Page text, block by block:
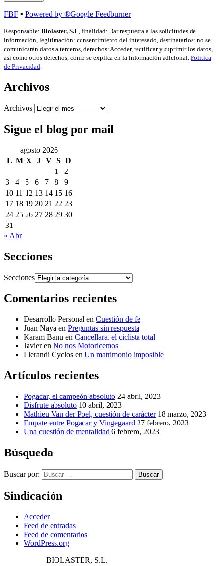
FBF ▪ Powered by ®Google Feedburner
Responsable: Biolaster, S.L, finalidad: Dar respuesta a las solicitudes de
información, legitimación: consentimiento del interesado, destinatarios: no se
comunicarán datos a terceros, derechos: Acceder, rectificar y suprimir los datos,
así como otros derechos, como se explica en la información adicional. Política
de Privacidad.
Archivos
Archivos
Sigue el blog por mail
agosto 2026
L M X J V S D
1
2
3
4 5 6 7 8
9
10 11 12 13 14 15 16
17 18 19 20 21 22 23
24 25 26 27 28 29 30
31
« Abr
Secciones
Secciones
Comentarios recientes
Desarrollo Personal en Cuestión de fe
Juan Naya en Preguntas sin respuesta
Karam Banu en Cancellara, el ciclista total
Javieren No nos Motoricemos
Llerandi Cyclos en Un matrimonio imposible
Artículos recientes
Pogacar, el campeón absoluto 24 abril, 2023
Disfrute absoluto 10 abril, 2023
Mathieu Van der Poel, cuestión de carácter 18 marzo, 2023
Empate entre Pogacar y Vingegaard 27 febrero, 2023
Una cuestión de mentalidad 6 febrero, 2023
Búsqueda
Buscar por: Buscar
Sindicación
Acceder
Feed de entradas
Feed de comentarios
WordPress.org
BIOLASTER, S.L.